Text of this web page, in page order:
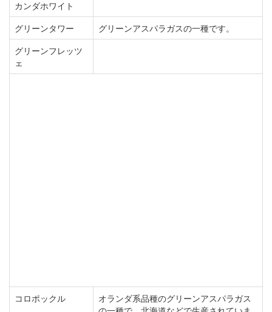
カンダホワイト
グリーンタワー
グリーンアスパラガスの一種です。
グリーンフレッツ
ェ
コロポックル
オランダ系品種のグリーンアスパラガス